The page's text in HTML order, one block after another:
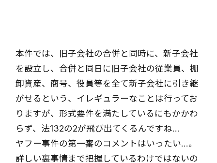
本件では、旧子会社の合併と同時に、新子会社
を設立し、合併と同日に旧子会社の従業員、棚
卸資産、商号、役員等を全て新子会社に引き継
がせるという、イレギュラーなことは行ってお
りますが、形式要件を満たしているにもかかわ
らず、法132の2が飛び出てくるんですね…
ヤフー事件の第一審のコメントはいったい…。
詳しい裏事情まで把握しているわけではないの